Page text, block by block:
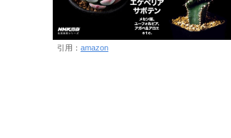
引用： amazon